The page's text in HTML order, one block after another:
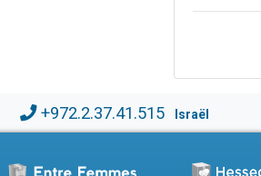
+972.2.37.41.515 Israël